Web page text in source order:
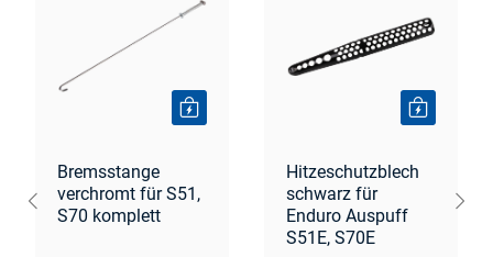
Bremsstange
verchromt für S51,
S70 komplett
Hitzeschutzblech
schwarz für
Enduro Auspuff
S51E, S70E